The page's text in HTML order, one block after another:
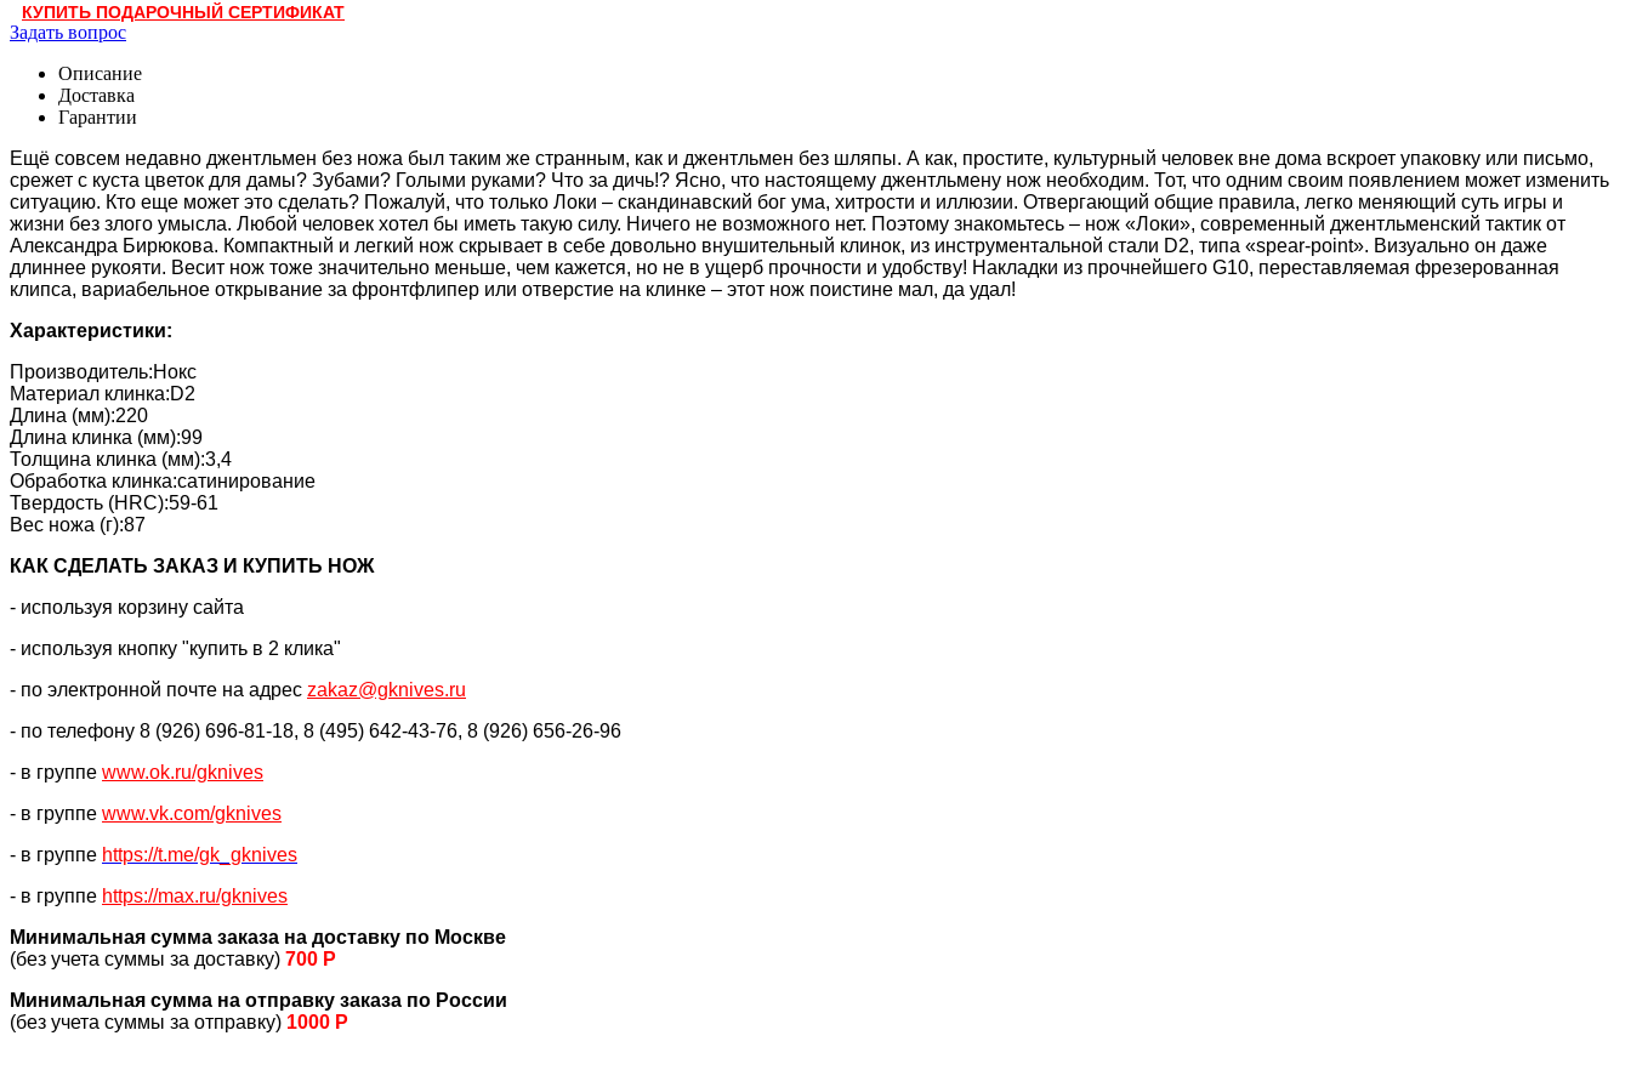
КУПИТЬ ПОДАРОЧНЫЙ СЕРТИФИКАТ
Задать вопрос
Описание
Доставка
Гарантии
Ещё совсем недавно джентльмен без ножа был таким же странным, как и джентльмен без шляпы. А как, простите, культурный человек вне дома вскроет упаковку или письмо,
срежет с куста цветок для дамы? Зубами? Голыми руками? Что за дичь!? Ясно, что настоящему джентльмену нож необходим. Тот, что одним своим появлением может изменить
ситуацию. Кто еще может это сделать? Пожалуй, что только Локи – скандинавский бог ума, хитрости и иллюзии. Отвергающий общие правила, легко меняющий суть игры и
жизни без злого умысла. Любой человек хотел бы иметь такую силу. Ничего не возможного нет. Поэтому знакомьтесь – нож «Локи», современный джентльменский тактик от
Александра Бирюкова. Компактный и легкий нож скрывает в себе довольно внушительный клинок, из инструментальной стали D2, типа «spear-point». Визуально он даже
длиннее рукояти. Весит нож тоже значительно меньше, чем кажется, но не в ущерб прочности и удобству! Накладки из прочнейшего G10, переставляемая фрезерованная
клипса, вариабельное открывание за фронтфлипер или отверстие на клинке – этот нож поистине мал, да удал!
Характеристики:
Производитель:Нокс
Материал клинка:D2
Длина (мм):220
Длина клинка (мм):99
Толщина клинка (мм):3,4
Обработка клинка:сатинирование
Твердость (HRC):59-61
Вес ножа (г):87
КАК CДЕЛАТЬ ЗАКАЗ И КУПИТЬ НОЖ
- используя корзину сайта
- используя кнопку "купить в 2 клика"
- по электронной почте на адрес zakaz@gknives.ru
- по телефону 8 (926) 696-81-18, 8 (495) 642-43-76, 8 (926) 656-26-96
- в группе www.ok.ru/gknives
- в группе www.vk.com/gknives
- в группе https://t.me/gk_gknives
- в группе https://max.ru/gknives
Минимальная сумма заказа на доставку по Москве
(без учета суммы за доставку) 700 Р
Минимальная сумма на отправку заказа по России
(без учета суммы за отправку) 1000 Р